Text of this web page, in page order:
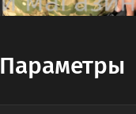
Параметры